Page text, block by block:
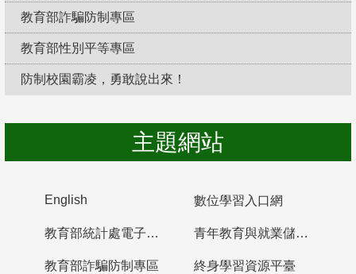
教育部詐騙防制專區
教育部性別平等專區
防制校園霸凌，勇敢說出來！
主題網站
English 數位學習入口網
教育部統計處電子書櫃 青年教育與就業儲蓄帳戶
教育部詐騙防制專區 終身學習資源平臺